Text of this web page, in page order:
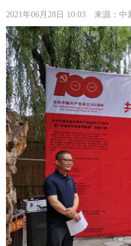
2021年06月28日 10:03 来源：中